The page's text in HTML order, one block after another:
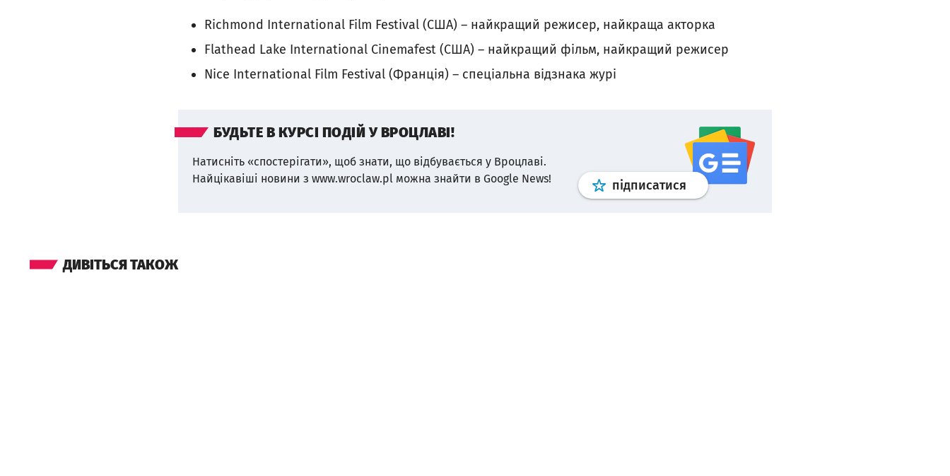
Richmond International Film Festival (США) – найкращий режисер, найкраща акторка
Flathead Lake International Cinemafest (США) – найкращий фільм, найкращий режисер
Nice International Film Festival (Франція) – спеціальна відзнака журі
БУДЬТЕ В КУРСІ ПОДІЙ У ВРОЦЛАВІ!
Натисніть «спостерігати», щоб знати, що відбувається у Вроцлаві.
Найцікавіші новини з www.wroclaw.pl можна знайти в Google News!
підписатися Профільgoogle news
ДИВІТЬСЯ ТАКОЖ